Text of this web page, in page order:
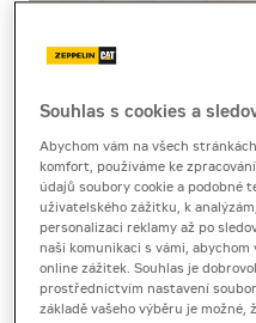
Cena za pronájem
1 - 22 dnů
920 Kč bez DPH
1 113 Kč s DPH
23 a více dnů
860 Kč bez DPH
Souhlas s cookies a
Abychom vám na všech
komfort, používáme ke
údajů soubory cookie a podobné
uživatelského zážitku, k
personalizaci reklamy až po
naši komunikaci s vámi,
online zážitek. Souhlas je
prostřednictvím nastavení
základě vašeho výběru je možné,